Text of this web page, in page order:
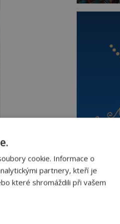
cookie. Informace o
partnery, kteří je
které shromáždili při vašem